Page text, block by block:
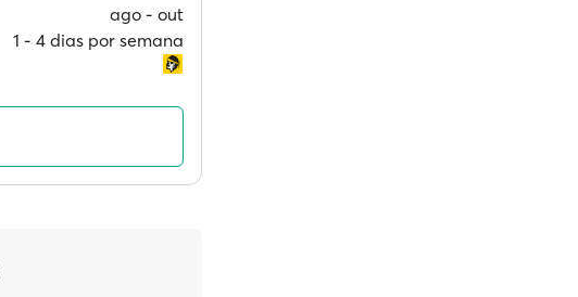
ago ‐ out
1 ‐ 4 dias por semana